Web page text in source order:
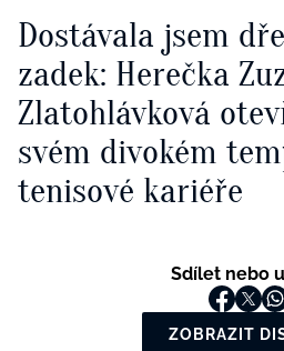
Dostávala jsem
zadek: Herečka
Zlatohlávková
svém divokém
tenisové kariéře
Sdílet nebo
ZOBRAZIT